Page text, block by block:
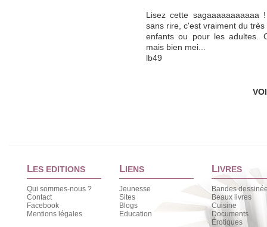
Lisez cette
sans rire, c'est vraiment du
enfants ou pour les adultes.
mais bien mei...
lb49
LES EDITIONS
Qui sommes-nous ?
Contact
Facebook
Mentions légales
LIENS
Jeunesse
Sites
Blogs
Education
LIVRES
Bandes
Beaux livres
Cuisine
Documents
Érotiques